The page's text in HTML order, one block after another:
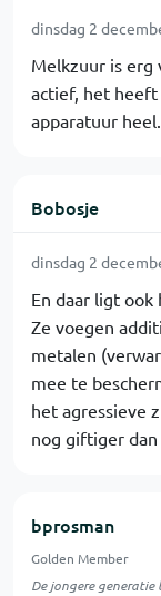
dinsdag 2
Melkzuur is erg
actief, het
apparatuur heel.
Bobosje
dinsdag 2
En daar ligt ook
Ze voegen
metalen
mee te
het agressieve
nog giftiger
bprosman
Golden Member
De jongere